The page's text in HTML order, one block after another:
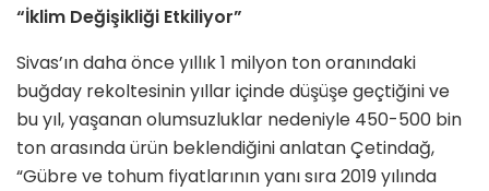
“İklim Değişikliği Etkiliyor”
Sivas’ın daha önce yıllık 1 milyon ton oranındaki
buğday rekoltesinin yıllar içinde düşüşe geçtiğini ve
bu yıl, yaşanan olumsuzluklar nedeniyle 450-500 bin
ton arasında ürün beklendiğini anlatan Çetindağ,
“Gübre ve tohum fiyatlarının yanı sıra 2019 yılında